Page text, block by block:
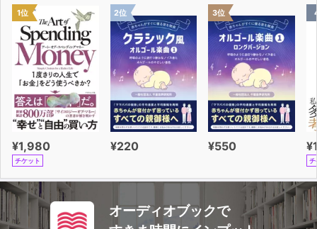
1位
¥1,980
チケット
2位
¥220
3位
¥550
チ
オーディオブックで